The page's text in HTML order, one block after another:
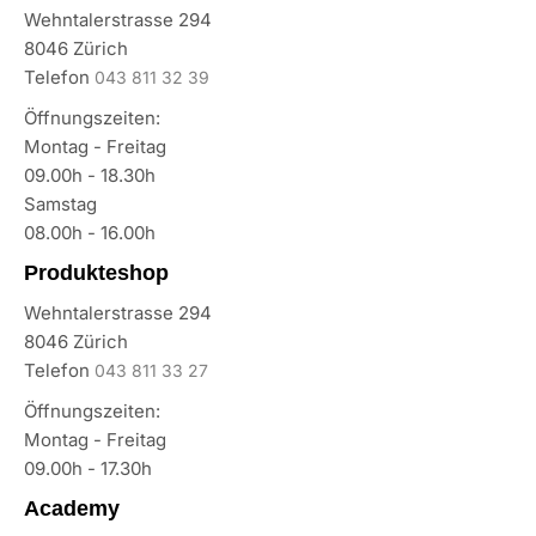
Wehntalerstrasse 294
8046 Zürich
Telefon 043 811 32 39
Öffnungszeiten:
Montag - Freitag
09.00h - 18.30h
Samstag
08.00h - 16.00h
Produkteshop
Wehntalerstrasse 294
8046 Zürich
Telefon 043 811 33 27
Öffnungszeiten:
Montag - Freitag
09.00h - 17.30h
Academy